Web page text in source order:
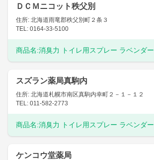
ＤＣＭニコット秩父別
住所: 北海道雨竜郡秩父別町２条３
TEL: 0164-33-5100
商品名:消臭力 トイレ用スプレー ラベンダー
スズラン薬局真駒内
住所: 北海道札幌市南区真駒内幸町２－１－１２
TEL: 011-582-2773
商品名:消臭力 トイレ用スプレー ラベンダー
ケンコウ堂薬局